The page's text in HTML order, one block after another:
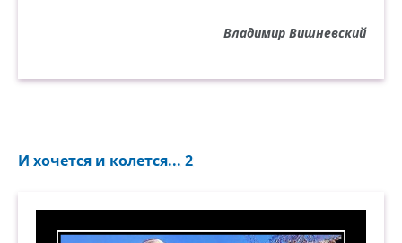
Владимир Вишневский
И хочется и колется... 2